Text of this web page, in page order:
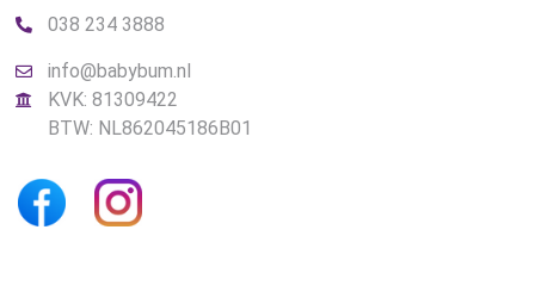
038 234 3888
info@babybum.nl
KVK: 81309422
BTW: NL862045186B01